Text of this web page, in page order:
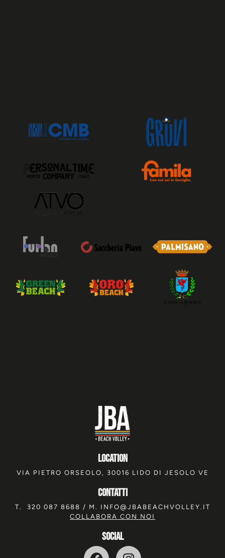
location
VIA PIETRO ORSEOLO, 30016 LIDO DI JESOLO VE
Contatti
T. 320 087 8688 / M. INFO@JBABEACHVOLLEY.IT
COLLABORA CON NOI
SOCIAL